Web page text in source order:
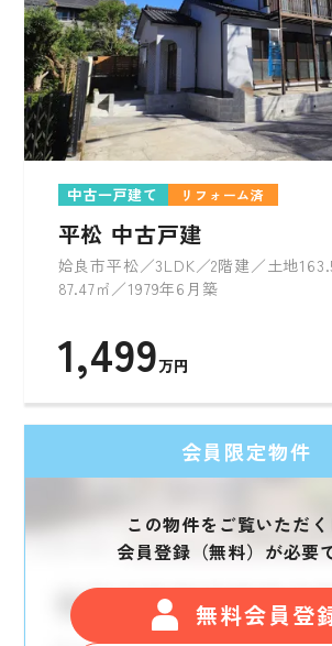
中古一戸建て リフォーム済
平松 中古戸建
姶良市平松／3LDK／2階建／土地
87.47㎡／1979年6月築
1,499万円
会員限定物件
この物件をご覧いただ
会員登録（無料）が必要
無料会員登